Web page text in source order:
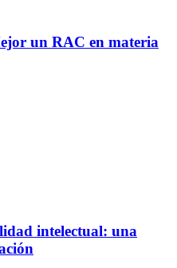
un RAC en materia
intelectual: una